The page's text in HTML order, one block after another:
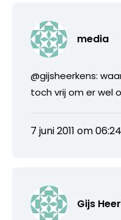
media
@gijsheerkens:
toch vrij om er wel
7 juni 2011 om 06:24
Gijs